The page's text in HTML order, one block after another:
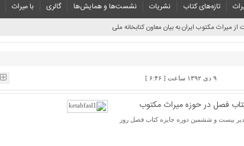
تازه‌های کتاب نشریات نشست‌ها و همایش‌ها گالری با میراث
میراث مکتوب ایران به بیان معاون کتابخانه ملی
۹ دی ۱۳۹۲ ساعت [ ۶:۴۶ ]
فصل در حوزه میراث مکتوب
بیست و ششمین دوره جایزه کتاب فصل روز